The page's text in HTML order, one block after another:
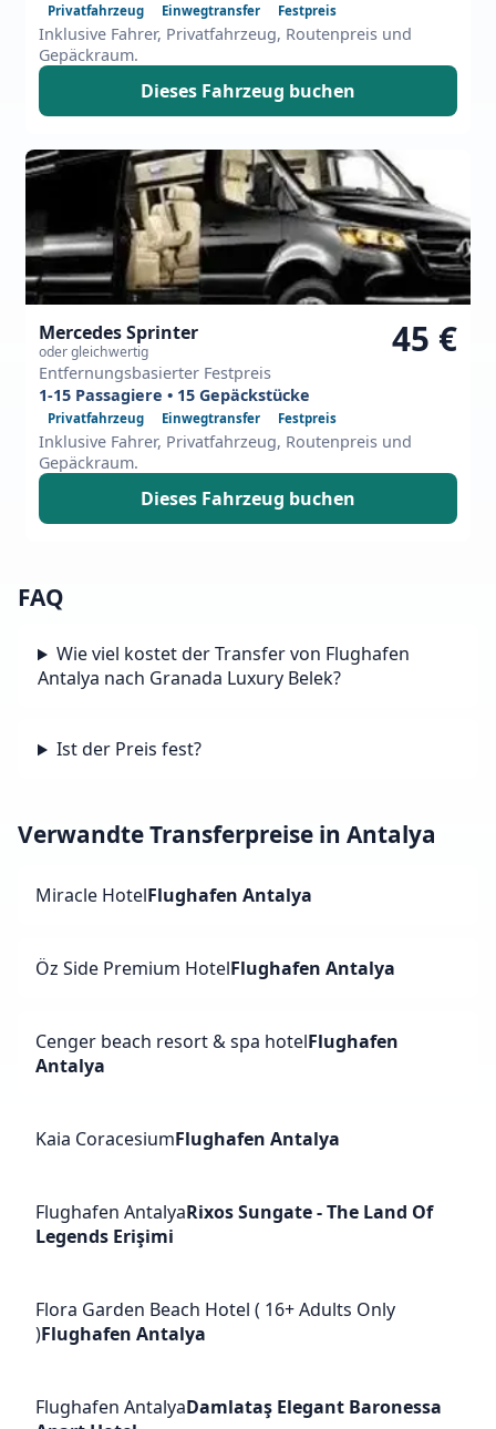
Privatfahrzeug Einwegtransfer Festpreis
Inklusive Fahrer, Privatfahrzeug, Routenpreis und
Gepäckraum.
Dieses Fahrzeug buchen
Mercedes Sprinter
oder gleichwertig
Entfernungsbasierter Festpreis
45 €
1-15 Passagiere • 15 Gepäckstücke
Privatfahrzeug Einwegtransfer Festpreis
Inklusive Fahrer, Privatfahrzeug, Routenpreis und
Gepäckraum.
Dieses Fahrzeug buchen
FAQ
Wie viel kostet der Transfer von Flughafen
Antalya nach Granada Luxury Belek?
Ist der Preis fest?
Verwandte Transferpreise in Antalya
Miracle HotelFlughafen Antalya
Öz Side Premium HotelFlughafen Antalya
Cenger beach resort & spa hotelFlughafen
Antalya
Kaia CoracesiumFlughafen Antalya
Flughafen AntalyaRixos Sungate - The Land Of
Legends Erişimi
Flora Garden Beach Hotel ( 16+ Adults Only
)Flughafen Antalya
Flughafen AntalyaDamlataş Elegant Baronessa